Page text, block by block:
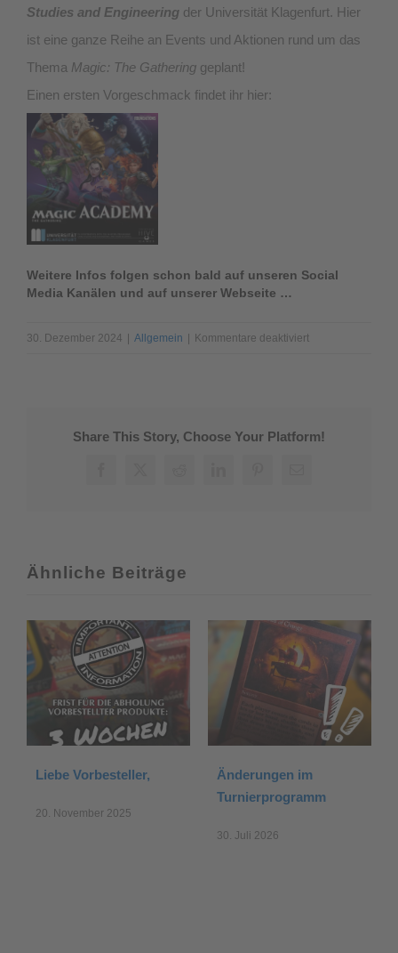
Studies and Engineering der Universität Klagenfurt. Hier
ist eine ganze Reihe an Events und Aktionen rund um das
Thema Magic: The Gathering geplant!
Einen ersten Vorgeschmack findet ihr hier:
Weitere Infos folgen schon bald auf unseren Social
Media Kanälen und auf unserer Webseite …
30. Dezember 2024 Allgemein Kommentare deaktiviertfür
Share This Story, Choose Your Platform!
Ähnliche Beiträge
Liebe Vorbesteller,
20. November 2025
Änderungen im
Turnierprogramm
30. Juli 2026